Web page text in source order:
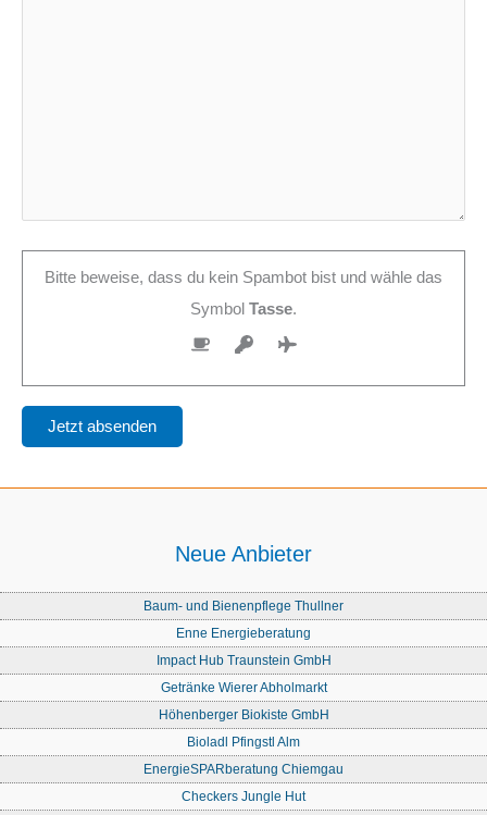
Bitte beweise, dass du kein Spambot bist und wähle das
Symbol Tasse.
Neue Anbieter
Baum- und Bienenpflege Thullner
Enne Energieberatung
Impact Hub Traunstein GmbH
Getränke Wierer Abholmarkt
Höhenberger Biokiste GmbH
Bioladl Pfingstl Alm
EnergieSPARberatung Chiemgau
Checkers Jungle Hut